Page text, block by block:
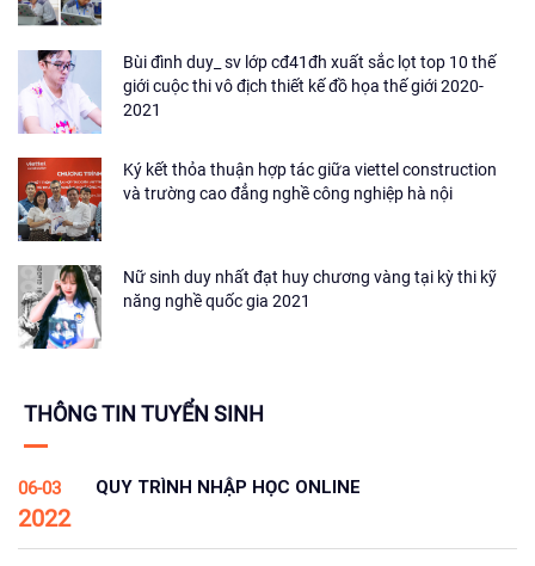
Bùi đình duy_ sv lớp cđ41đh xuất sắc lọt top 10 thế
giới cuộc thi vô địch thiết kế đồ họa thế giới 2020-
2021
Ký kết thỏa thuận hợp tác giữa viettel construction
và trường cao đẳng nghề công nghiệp hà nội
Nữ sinh duy nhất đạt huy chương vàng tại kỳ thi kỹ
năng nghề quốc gia 2021
THÔNG TIN TUYỂN SINH
06-03
2022
QUY TRÌNH NHẬP HỌC ONLINE